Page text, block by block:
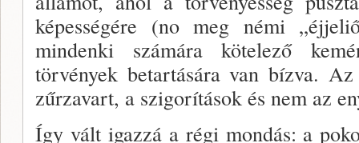
képességére (no meg némi
mindenki számára kötelező
törvények betartására van bíz­va.
zűrza­vart, a szigorítások és nem az
Így vált igazzá a régi mondás: a